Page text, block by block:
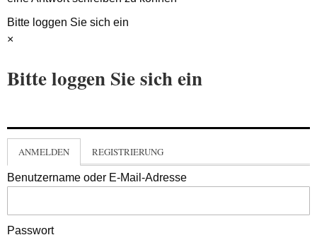
Bitte loggen Sie sich ein
×
Bitte loggen Sie sich ein
ANMELDEN REGISTRIERUNG
Benutzername oder E-Mail-Adresse
Passwort